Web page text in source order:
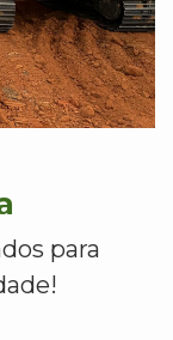
para